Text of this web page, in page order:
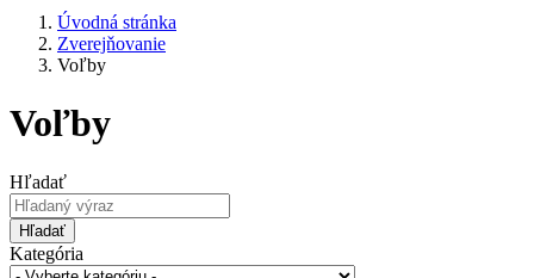
Úvodná stránka
Zverejňovanie
Voľby
Voľby
Hľadať
Hľadať
Kategória